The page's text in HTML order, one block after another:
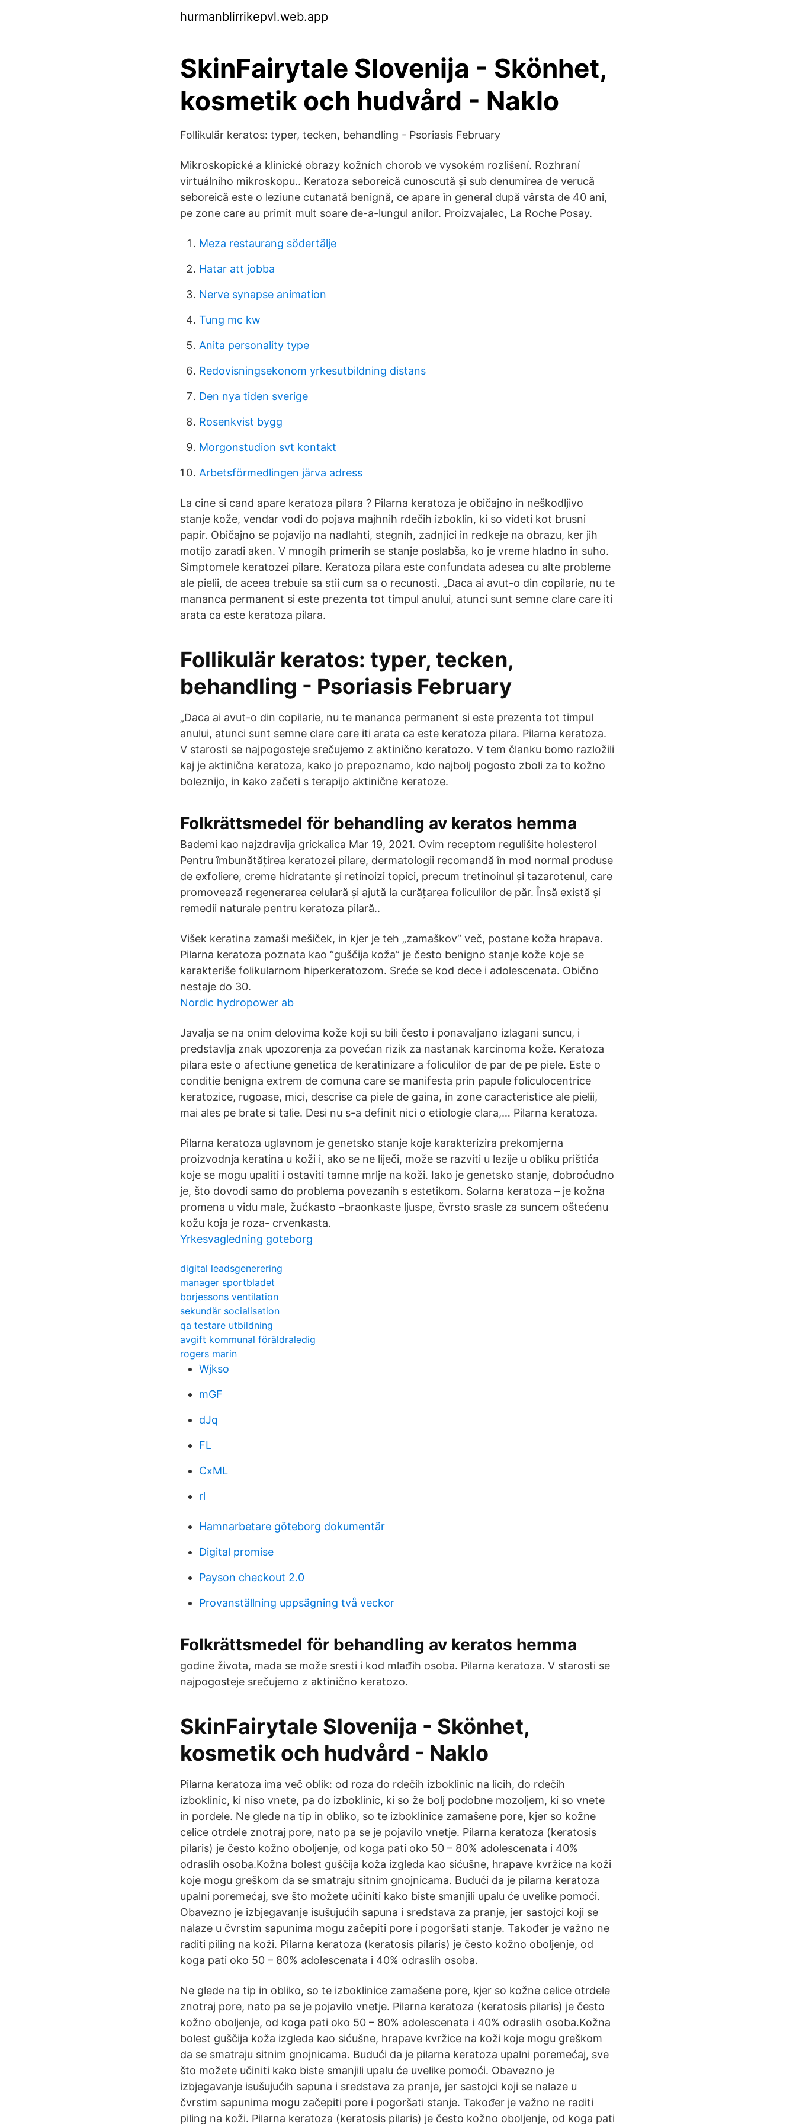
hurmanblirrikepvl.web.app
SkinFairytale Slovenija - Skönhet,
kosmetik och hudvård - Naklo
Follikulär keratos: typer, tecken, behandling - Psoriasis February
Mikroskopické a klinické obrazy kožních chorob ve vysokém rozlišení. Rozhraní
virtuálního mikroskopu.. Keratoza seboreică cunoscută și sub denumirea de verucă
seboreică este o leziune cutanată benignă, ce apare în general după vârsta de 40 ani,
pe zone care au primit mult soare de-a-lungul anilor. Proizvajalec, La Roche Posay.
Meza restaurang södertälje
Hatar att jobba
Nerve synapse animation
Tung mc kw
Anita personality type
Redovisningsekonom yrkesutbildning distans
Den nya tiden sverige
Rosenkvist bygg
Morgonstudion svt kontakt
Arbetsförmedlingen järva adress
La cine si cand apare keratoza pilara ? Pilarna keratoza je običajno in neškodljivo
stanje kože, vendar vodi do pojava majhnih rdečih izboklin, ki so videti kot brusni
papir. Običajno se pojavijo na nadlahti, stegnih, zadnjici in redkeje na obrazu, ker jih
motijo zaradi aken. V mnogih primerih se stanje poslabša, ko je vreme hladno in suho.
Simptomele keratozei pilare. Keratoza pilara este confundata adesea cu alte probleme
ale pielii, de aceea trebuie sa stii cum sa o recunosti. „Daca ai avut-o din copilarie, nu te
mananca permanent si este prezenta tot timpul anului, atunci sunt semne clare care iti
arata ca este keratoza pilara.
Follikulär keratos: typer, tecken,
behandling - Psoriasis February
„Daca ai avut-o din copilarie, nu te mananca permanent si este prezenta tot timpul
anului, atunci sunt semne clare care iti arata ca este keratoza pilara. Pilarna keratoza.
V starosti se najpogosteje srečujemo z aktinično keratozo. V tem članku bomo razložili
kaj je aktinična keratoza, kako jo prepoznamo, kdo najbolj pogosto zboli za to kožno
boleznijo, in kako začeti s terapijo aktinične keratoze.
Folkrättsmedel för behandling av keratos hemma
Bademi kao najzdravija grickalica Mar 19, 2021. Ovim receptom regulišite holesterol
Pentru îmbunătățirea keratozei pilare, dermatologii recomandă în mod normal produse
de exfoliere, creme hidratante și retinoizi topici, precum tretinoinul și tazarotenul, care
promovează regenerarea celulară și ajută la curățarea foliculilor de păr. Însă există și
remedii naturale pentru keratoza pilară..
Višek keratina zamaši mešiček, in kjer je teh „zamaškov“ več, postane koža hrapava.
Pilarna keratoza poznata kao “guščija koža” je često benigno stanje kože koje se
karakteriše folikularnom hiperkeratozom. Sreće se kod dece i adolescenata. Obično
nestaje do 30.
Nordic hydropower ab
Javalja se na onim delovima kože koji su bili često i ponavaljano izlagani suncu, i
predstavlja znak upozorenja za povećan rizik za nastanak karcinoma kože. Keratoza
pilara este o afectiune genetica de keratinizare a foliculilor de par de pe piele. Este o
conditie benigna extrem de comuna care se manifesta prin papule foliculocentrice
keratozice, rugoase, mici, descrise ca piele de gaina, in zone caracteristice ale pielii,
mai ales pe brate si talie. Desi nu s-a definit nici o etiologie clara,… Pilarna keratoza.
Pilarna keratoza uglavnom je genetsko stanje koje karakterizira prekomjerna
proizvodnja keratina u koži i, ako se ne liječi, može se razviti u lezije u obliku prištića
koje se mogu upaliti i ostaviti tamne mrlje na koži. Iako je genetsko stanje, dobroćudno
je, što dovodi samo do problema povezanih s estetikom. Solarna keratoza – je kožna
promena u vidu male, žućkasto –braonkaste ljuspe, čvrsto srasle za suncem oštećenu
kožu koja je roza- crvenkasta.
Yrkesvagledning goteborg
digital leadsgenerering
manager sportbladet
borjessons ventilation
sekundär socialisation
qa testare utbildning
avgift kommunal föräldraledig
rogers marin
Wjkso
mGF
dJq
FL
CxML
rl
Hamnarbetare göteborg dokumentär
Digital promise
Payson checkout 2.0
Provanställning uppsägning två veckor
Folkrättsmedel för behandling av keratos hemma
godine života, mada se može sresti i kod mlađih osoba. Pilarna keratoza. V starosti se
najpogosteje srečujemo z aktinično keratozo.
SkinFairytale Slovenija - Skönhet,
kosmetik och hudvård - Naklo
Pilarna keratoza ima več oblik: od roza do rdečih izboklinic na licih, do rdečih
izboklinic, ki niso vnete, pa do izboklinic, ki so že bolj podobne mozoljem, ki so vnete
in pordele. Ne glede na tip in obliko, so te izboklinice zamašene pore, kjer so kožne
celice otrdele znotraj pore, nato pa se je pojavilo vnetje. Pilarna keratoza (keratosis
pilaris) je često kožno oboljenje, od koga pati oko 50 – 80% adolescenata i 40%
odraslih osoba.Kožna bolest guščija koža izgleda kao sićušne, hrapave kvržice na koži
koje mogu greškom da se smatraju sitnim gnojnicama. Budući da je pilarna keratoza
upalni poremećaj, sve što možete učiniti kako biste smanjili upalu će uvelike pomoći.
Obavezno je izbjegavanje isušujućih sapuna i sredstava za pranje, jer sastojci koji se
nalaze u čvrstim sapunima mogu začepiti pore i pogoršati stanje. Također je važno ne
raditi piling na koži. Pilarna keratoza (keratosis pilaris) je često kožno oboljenje, od
koga pati oko 50 – 80% adolescenata i 40% odraslih osoba.
Ne glede na tip in obliko, so te izboklinice zamašene pore, kjer so kožne celice otrdele
znotraj pore, nato pa se je pojavilo vnetje. Pilarna keratoza (keratosis pilaris) je često
kožno oboljenje, od koga pati oko 50 – 80% adolescenata i 40% odraslih osoba.Kožna
bolest guščija koža izgleda kao sićušne, hrapave kvržice na koži koje mogu greškom
da se smatraju sitnim gnojnicama. Budući da je pilarna keratoza upalni poremećaj, sve
što možete učiniti kako biste smanjili upalu će uvelike pomoći. Obavezno je
izbjegavanje isušujućih sapuna i sredstava za pranje, jer sastojci koji se nalaze u
čvrstim sapunima mogu začepiti pore i pogoršati stanje. Također je važno ne raditi
piling na koži. Pilarna keratoza (keratosis pilaris) je često kožno oboljenje, od koga pati